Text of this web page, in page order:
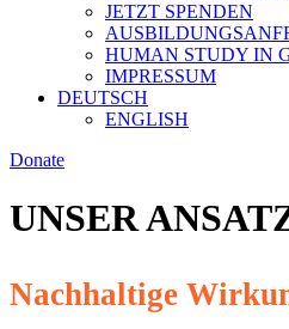
JETZT SPENDEN
HUMAN STUDY IN
IMPRESSUM
DEUTSCH
ENGLISH
Donate
UNSER
Nachhaltige